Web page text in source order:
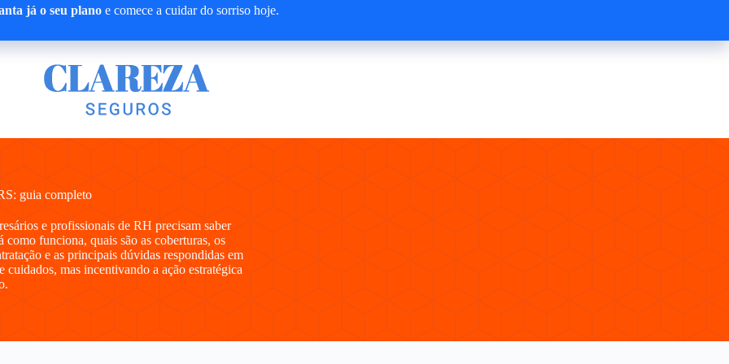
já o seu planoe comece a cuidar do sorriso hoje.
guia completo
e profissionais de RH precisam saber
funciona, quais são as coberturas, os
e as principais dúvidas respondidas em
mas incentivando a ação estratégica